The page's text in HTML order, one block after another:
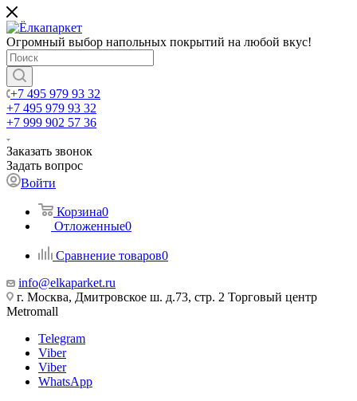
Огромный выбор напольных покрытий на любой вкус!
+7 495 979 93 32
+7 495 979 93 32
+7 999 902 57 36
Заказать звонок
Задать вопрос
Войти
Корзина0
Отложенные0
Сравнение товаров0
info@elkaparket.ru
г. Москва, Дмитровское ш. д.73, стр. 2 Торговый центр
Metromall
Telegram
Viber
Viber
WhatsApp